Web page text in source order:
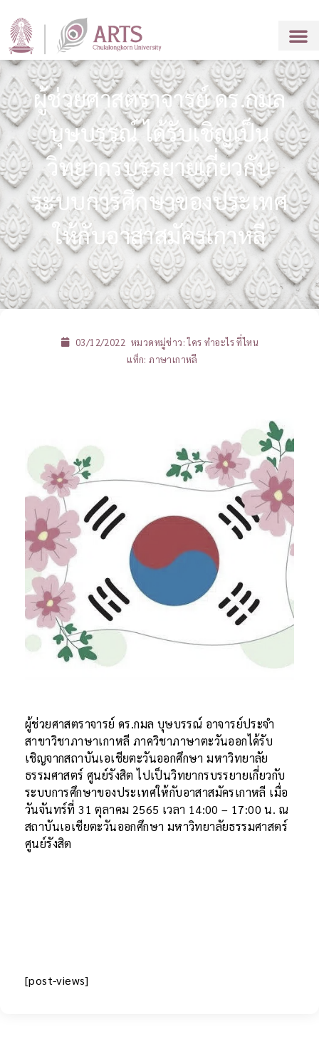
ผู้ช่วยศาสตราจารย์ ดร.กมล
บุษบรรณ์ ได้รับเชิญเป็น
วิทยากรบรรยายเกี่ยวกับ
ระบบการศึกษาของประเทศ
ให้กับอาสาสมัครเกาหลี
03/12/2022 หมวดหมู่ข่าว:ใคร ทำอะไร ที่ไหน
แท็ก: ภาษาเกาหลี
ผู้ช่วยศาสตราจารย์ ดร.กมล บุษบรรณ์ อาจารย์ประจำ
สาขาวิชาภาษาเกาหลี ภาควิชาภาษาตะวันออกได้รับ
เชิญจากสถาบันเอเชียตะวันออกศึกษา มหาวิทยาลัย
ธรรมศาสตร์ ศูนย์รังสิต ไปเป็นวิทยากรบรรยายเกี่ยวกับ
ระบบการศึกษาของประเทศให้กับอาสาสมัครเกาหลี เมื่อ
วันจันทร์ที่ 31 ตุลาคม 2565 เวลา 14:00 – 17:00 น. ณ
สถาบันเอเชียตะวันออกศึกษา มหาวิทยาลัยธรรมศาสตร์
ศูนย์รังสิต
[post-views]